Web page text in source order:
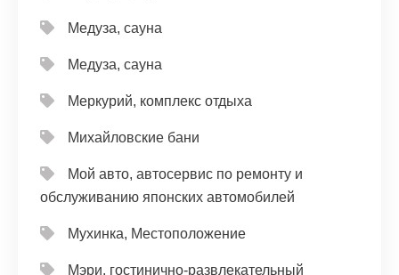
Медуза, сауна
Медуза, сауна
Меркурий, комплекс отдыха
Михайловские бани
Мой авто, автосервис по ремонту и
обслуживанию японских автомобилей
Мухинка, Местоположение
Мэри, гостинично-развлекательный